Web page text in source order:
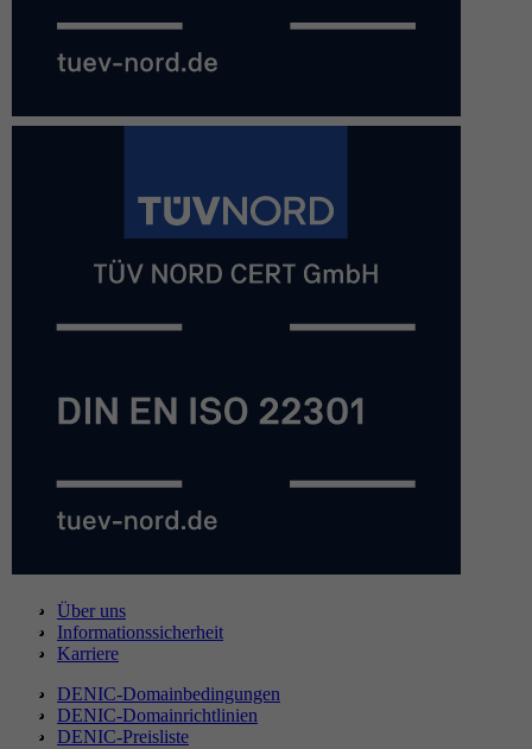
Über uns
Informationssicherheit
Karriere
DENIC-Domainbedingungen
DENIC-Domainrichtlinien
DENIC-Preisliste